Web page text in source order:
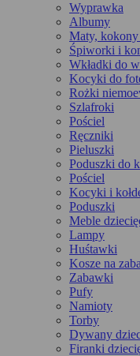
Wyprawka
Albumy
Maty,
Śpiworki i
Wkładki do
Kocyki do
Rożki
Szlafroki
Pościel
Ręczniki
Pieluszki
Poduszki do
Pościel
Kocyki i
Poduszki
Meble
Lampy
Huśtawki
Kosze na
Zabawki
Pufy
Namioty
Torby
Dywany
Firanki